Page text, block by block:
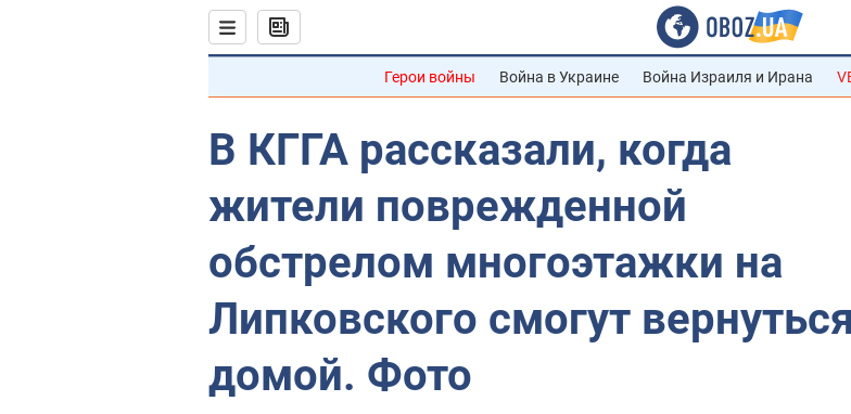
Герои войны Война в Украине Война Израиля и Ирана
В КГГА рассказали, когда
жители поврежденной
обстрелом многоэтажки на
Липковского смогут вернуться
домой. Фото